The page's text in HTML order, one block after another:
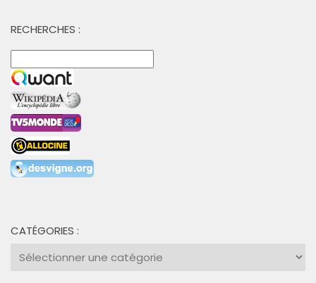
RECHERCHES :
CATÉGORIES :
Catégories